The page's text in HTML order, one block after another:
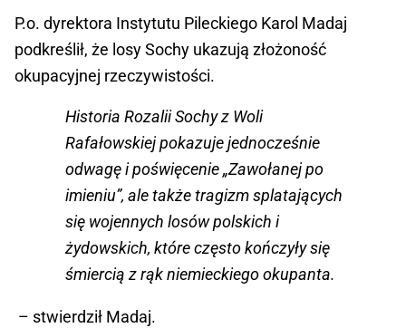
P.o. dyrektora Instytutu Pileckiego Karol Madaj
podkreślił, że losy Sochy ukazują złożoność
okupacyjnej rzeczywistości.
Historia Rozalii Sochy z Woli
Rafałowskiej pokazuje jednocześnie
odwagę i poświęcenie „Zawołanej po
imieniu”, ale także tragizm splatających
się wojennych losów polskich i
żydowskich, które często kończyły się
śmiercią z rąk niemieckiego okupanta.
– stwierdził Madaj.